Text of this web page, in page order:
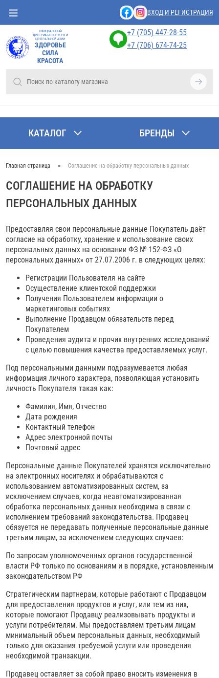
ВХОД И РЕГИСТРАЦИЯ
ОФИЦИАЛЬНЫЙ
ДИСТРИБЬЮТОР В РК И
ЦЕНТРАЛЬНОЙ АЗИИ
ЗДОРОВЬЕ
СИЛА
КРАСОТА
+7 (705) 447-28-55
+7 (706) 674-74-25
КАТАЛОГ БРЕНДЫ
Главная страница • Соглашение на обработку персональных данных
СОГЛАШЕНИЕ НА ОБРАБОТКУ
ПЕРСОНАЛЬНЫХ ДАННЫХ
Предоставляя свои персональные данные Покупатель даёт
согласие на обработку, хранение и использование своих
персональных данных на основании ФЗ № 152-ФЗ «О
персональных данных» от 27.07.2006 г. в следующих целях:
Регистрации Пользователя на сайте
Осуществление клиентской поддержки
Получения Пользователем информации о
маркетинговых событиях
Выполнение Продавцом обязательств перед
Покупателем
Проведения аудита и прочих внутренних исследований
с целью повышения качества предоставляемых услуг.
Под персональными данными подразумевается любая
информация личного характера, позволяющая установить
личность Покупателя такая как:
Фамилия, Имя, Отчество
Дата рождения
Контактный телефон
Адрес электронной почты
Почтовый адрес
Персональные данные Покупателей хранятся исключительно
на электронных носителях и обрабатываются с
использованием автоматизированных систем, за
исключением случаев, когда неавтоматизированная
обработка персональных данных необходима в связи с
исполнением требований законодательства. Продавец
обязуется не передавать полученные персональные данные
третьим лицам, за исключением следующих случаев:
По запросам уполномоченных органов государственной
власти РФ только по основаниям и в порядке, установленным
законодательством РФ
Стратегическим партнерам, которые работают с Продавцом
для предоставления продуктов и услуг, или тем из них,
которые помогают Продавцу реализовывать продукты и
услуги потребителям. Мы предоставляем третьим лицам
минимальный объем персональных данных, необходимый
только для оказания требуемой услуги или проведения
необходимой транзакции.
Продавец оставляет за собой право вносить изменения в